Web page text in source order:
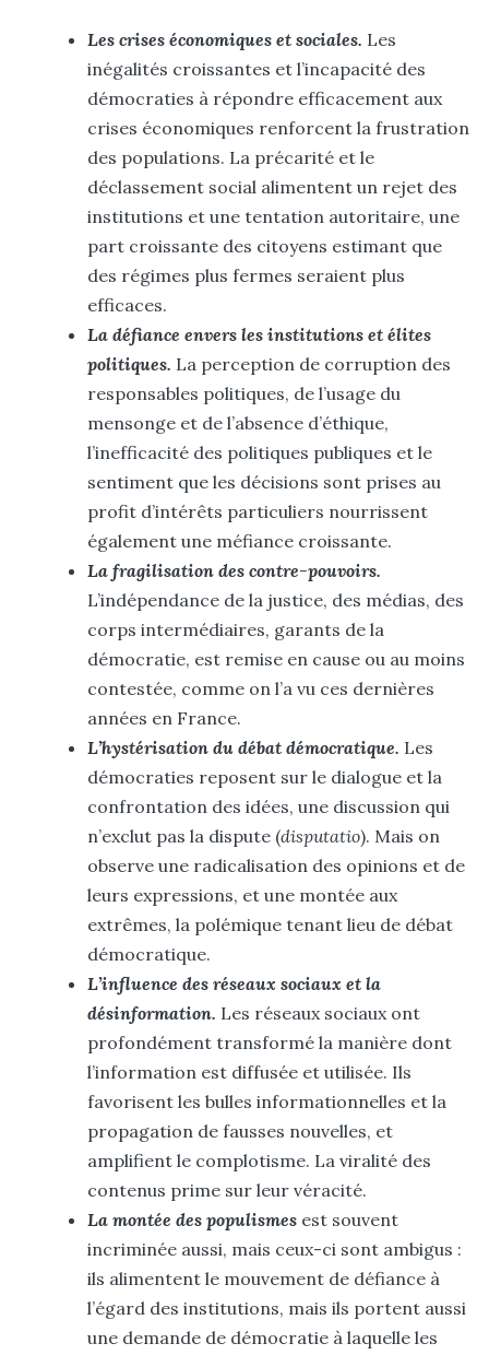
Les crises économiques et sociales. Les
inégalités croissantes et l’incapacité des
démocraties à répondre efficacement aux
crises économiques renforcent la frustration
des populations. La précarité et le
déclassement social alimentent un rejet des
institutions et une tentation autoritaire, une
part croissante des citoyens estimant que
des régimes plus fermes seraient plus
efficaces.
La défiance envers les institutions et élites
politiques. La perception de corruption des
responsables politiques, de l’usage du
mensonge et de l’absence d’éthique,
l’inefficacité des politiques publiques et le
sentiment que les décisions sont prises au
profit d’intérêts particuliers nourrissent
également une méfiance croissante.
La fragilisation des contre-pouvoirs.
L’indépendance de la justice, des médias, des
corps intermédiaires, garants de la
démocratie, est remise en cause ou au moins
contestée, comme on l’a vu ces dernières
années en France.
L’hystérisation du débat démocratique. Les
démocraties reposent sur le dialogue et la
confrontation des idées, une discussion qui
n’exclut pas la dispute (disputatio). Mais on
observe une radicalisation des opinions et de
leurs expressions, et une montée aux
extrêmes, la polémique tenant lieu de débat
démocratique.
L’influence des réseaux sociaux et la
désinformation. Les réseaux sociaux ont
profondément transformé la manière dont
l’information est diffusée et utilisée. Ils
favorisent les bulles informationnelles et la
propagation de fausses nouvelles, et
amplifient le complotisme. La viralité des
contenus prime sur leur véracité.
La montée des populismes est souvent
incriminée aussi, mais ceux-ci sont ambigus :
ils alimentent le mouvement de défiance à
l’égard des institutions, mais ils portent aussi
une demande de démocratie à laquelle les